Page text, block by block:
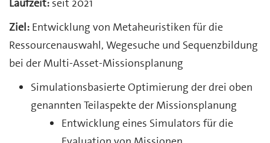
Laufzeit: seit 2021
Ziel: Entwicklung von Metaheuristiken für die
Ressourcenauswahl, Wegesuche und Sequenzbildung
bei der Multi-Asset-Missionsplanung
Simulationsbasierte Optimierung der drei oben
genannten Teilaspekte der Missionsplanung
Entwicklung eines Simulators für die